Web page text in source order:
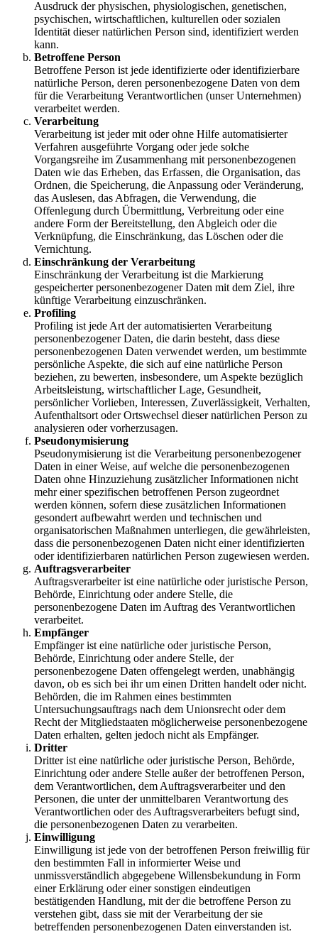
Ausdruck der physischen, physiologischen, genetischen,
psychischen, wirtschaftlichen, kulturellen oder sozialen
Identität dieser natürlichen Person sind, identifiziert werden
kann.
Betroffene Person
Betroffene Person ist jede identifizierte oder identifizierbare
natürliche Person, deren personenbezogene Daten von dem
für die Verarbeitung Verantwortlichen (unser Unternehmen)
verarbeitet werden.
Verarbeitung
Verarbeitung ist jeder mit oder ohne Hilfe automatisierter
Verfahren ausgeführte Vorgang oder jede solche
Vorgangsreihe im Zusammenhang mit personenbezogenen
Daten wie das Erheben, das Erfassen, die Organisation, das
Ordnen, die Speicherung, die Anpassung oder Veränderung,
das Auslesen, das Abfragen, die Verwendung, die
Offenlegung durch Übermittlung, Verbreitung oder eine
andere Form der Bereitstellung, den Abgleich oder die
Verknüpfung, die Einschränkung, das Löschen oder die
Vernichtung.
Einschränkung der Verarbeitung
Einschränkung der Verarbeitung ist die Markierung
gespeicherter personenbezogener Daten mit dem Ziel, ihre
künftige Verarbeitung einzuschränken.
Profiling
Profiling ist jede Art der automatisierten Verarbeitung
personenbezogener Daten, die darin besteht, dass diese
personenbezogenen Daten verwendet werden, um bestimmte
persönliche Aspekte, die sich auf eine natürliche Person
beziehen, zu bewerten, insbesondere, um Aspekte bezüglich
Arbeitsleistung, wirtschaftlicher Lage, Gesundheit,
persönlicher Vorlieben, Interessen, Zuverlässigkeit, Verhalten,
Aufenthaltsort oder Ortswechsel dieser natürlichen Person zu
analysieren oder vorherzusagen.
Pseudonymisierung
Pseudonymisierung ist die Verarbeitung personenbezogener
Daten in einer Weise, auf welche die personenbezogenen
Daten ohne Hinzuziehung zusätzlicher Informationen nicht
mehr einer spezifischen betroffenen Person zugeordnet
werden können, sofern diese zusätzlichen Informationen
gesondert aufbewahrt werden und technischen und
organisatorischen Maßnahmen unterliegen, die gewährleisten,
dass die personenbezogenen Daten nicht einer identifizierten
oder identifizierbaren natürlichen Person zugewiesen werden.
Auftragsverarbeiter
Auftragsverarbeiter ist eine natürliche oder juristische Person,
Behörde, Einrichtung oder andere Stelle, die
personenbezogene Daten im Auftrag des Verantwortlichen
verarbeitet.
Empfänger
Empfänger ist eine natürliche oder juristische Person,
Behörde, Einrichtung oder andere Stelle, der
personenbezogene Daten offengelegt werden, unabhängig
davon, ob es sich bei ihr um einen Dritten handelt oder nicht.
Behörden, die im Rahmen eines bestimmten
Untersuchungsauftrags nach dem Unionsrecht oder dem
Recht der Mitgliedstaaten möglicherweise personenbezogene
Daten erhalten, gelten jedoch nicht als Empfänger.
Dritter
Dritter ist eine natürliche oder juristische Person, Behörde,
Einrichtung oder andere Stelle außer der betroffenen Person,
dem Verantwortlichen, dem Auftragsverarbeiter und den
Personen, die unter der unmittelbaren Verantwortung des
Verantwortlichen oder des Auftragsverarbeiters befugt sind,
die personenbezogenen Daten zu verarbeiten.
Einwilligung
Einwilligung ist jede von der betroffenen Person freiwillig für
den bestimmten Fall in informierter Weise und
unmissverständlich abgegebene Willensbekundung in Form
einer Erklärung oder einer sonstigen eindeutigen
bestätigenden Handlung, mit der die betroffene Person zu
verstehen gibt, dass sie mit der Verarbeitung der sie
betreffenden personenbezogenen Daten einverstanden ist.